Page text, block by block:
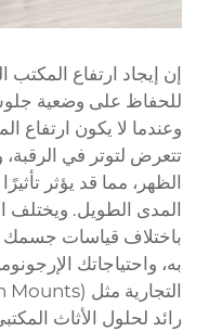
إن إيجاد ارتفاع المكتب
للحفاظ على وضعية
وعندما لا يكون
تتعرض لتوتر في
الظهر، مما قد يؤثر
المدى الطويل. ويختلف
باختلاف قياسات جسمك
به، واحتياجاتك
رائد لحلول الأثاث